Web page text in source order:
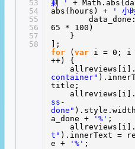
53
54
55
56
57
58
剩 '
+
abs(hours) +
' 小
65 * 100)
}
];
for
( var
i = 0; i
++) {
container"
title;
ss-
done"
a_done +
'%' ;
t" ).innerText =
e +
'%' ;